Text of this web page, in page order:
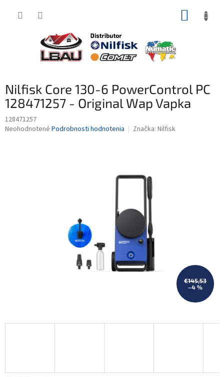
Nilfisk Core 130-6 PowerControl PC
128471257 - Original Wap Vapka
128471257
Priemerné
Neohodnotené Podrobnosti hodnotenia Značka: Nilfisk
€145,53
–4 %